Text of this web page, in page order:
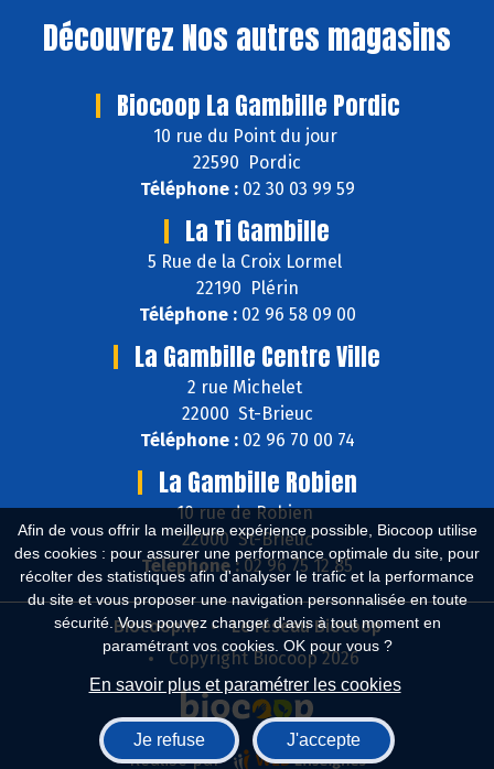
Afin de vous offrir la meilleure expérience possible, Biocoop utilise
des cookies : pour assurer une performance optimale du site, pour
récolter des statistiques afin d'analyser le trafic et la performance
du site et vous proposer une navigation personnalisée en toute
sécurité. Vous pouvez changer d'avis à tout moment en
paramétrant vos cookies. OK pour vous ?
En savoir plus et paramétrer les cookies
Je refuse J'accepte
Découvrez Nos autres magasins
Biocoop La Gambille Pordic
10 rue du Point du jour
22590 Pordic
Téléphone :02 30 03 99 59
La Ti Gambille
5 Rue de la Croix Lormel
22190 Plérin
Téléphone :02 96 58 09 00
La Gambille Centre Ville
2 rue Michelet
22000 St-Brieuc
Téléphone :02 96 70 00 74
La Gambille Robien
10 rue de Robien
22000 St-Brieuc
Téléphone :02 96 75 12 85
Biocoop.fr
Le réseau Biocoop
Copyright Biocoop 2026
Réalisé par